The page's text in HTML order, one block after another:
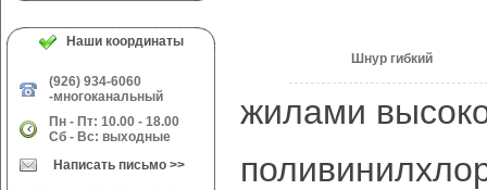
Наши координаты
(926) 934-6060
-многоканальный
Пн - Пт: 10.00 - 18.00
Сб - Вс: выходные
Написать письмо >>
Шнур гибкий
жилами